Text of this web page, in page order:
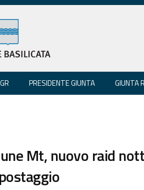
PRESIDENTE GIUNTA GIUNTA
Mt, nuovo raid